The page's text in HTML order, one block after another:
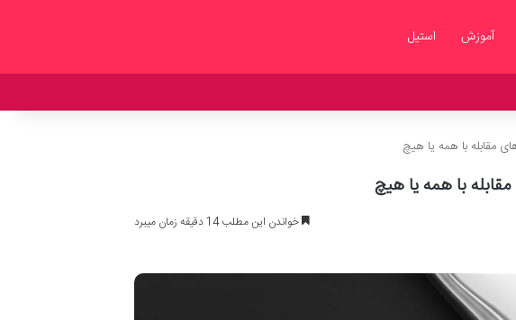
آموزش استیل
مقابله با همه یا هیچ
با همه یا هیچ
خواندن این مطلب 14 دقیقه زمان میبرد